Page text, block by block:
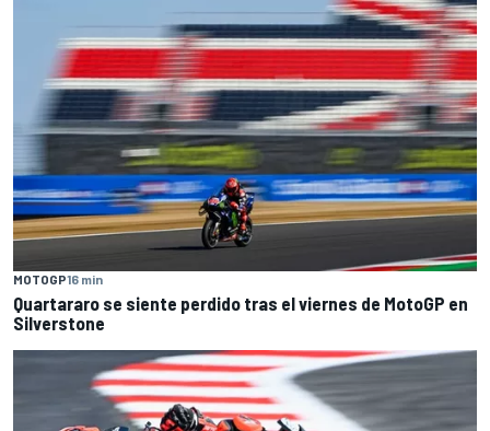
MOTOGP16 min
Quartararo se siente perdido tras el viernes de MotoGP en
Silverstone